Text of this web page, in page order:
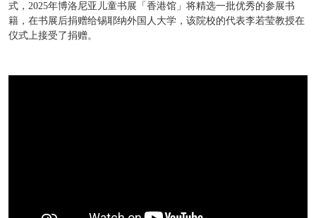
式，2025年博洛尼亚儿童书展「香港馆」将精选一批优秀的参展书
籍，在书展后捐赠给锡耶纳外国人大学，该院校的代表李若莹教授在
仪式上接受了捐赠。